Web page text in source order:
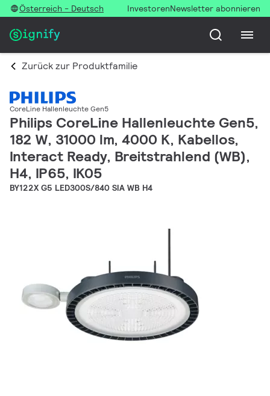
Österreich - Deutsch InvestorenNewsletter abonnieren
Zurück zur Produktfamilie
CoreLine Hallenleuchte Gen5
Philips CoreLine Hallenleuchte Gen5,
182 W, 31000 lm, 4000 K, Kabellos,
Interact Ready, Breitstrahlend (WB),
H4, IP65, IK05
BY122X G5 LED300S/840 SIA WB H4